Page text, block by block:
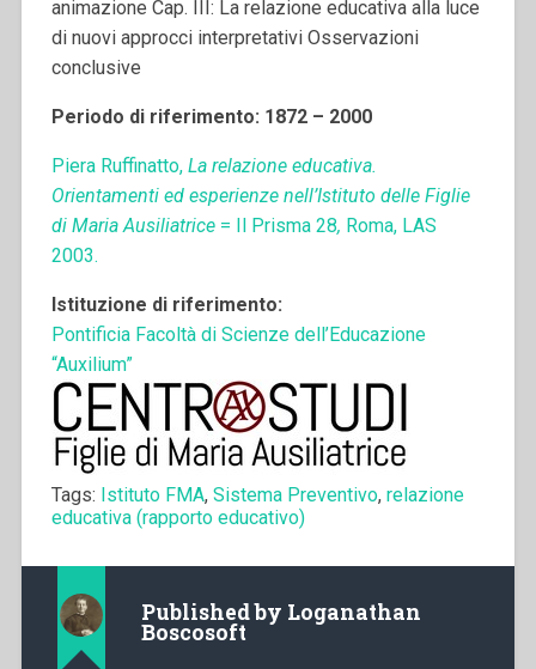
animazione Cap. III: La relazione educativa alla luce
di nuovi approcci interpretativi Osservazioni
conclusive
Periodo di riferimento: 1872 – 2000
Piera Ruffinatto, La relazione educativa.
Orientamenti ed esperienze nell’Istituto delle Figlie
di Maria Ausiliatrice= Il Prisma 28, Roma, LAS
2003.
Istituzione di riferimento:
Pontificia Facoltà di Scienze dell’Educazione
“Auxilium”
Tags: Istituto FMA, Sistema Preventivo, relazione
educativa (rapporto educativo)
Published by Loganathan
Boscosoft